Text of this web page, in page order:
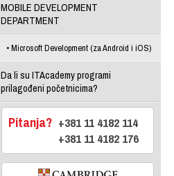
MOBILE DEVELOPMENT
DEPARTMENT
Microsoft Development (za Android i iOS)
Da li su ITAcademy programi
prilagođeni početnicima?
Pitanja? +381 11 4182 114
+381 11 4182 176